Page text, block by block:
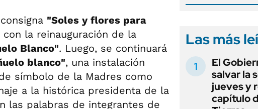
"Soles y flores para
con la reinauguración de la
Blanco". Luego, se continuará
blanco", una instalación
símbolo de la Madres como
a la histórica presidenta de la
las palabras de integrantes de
Las más
El
salvar la
jueves y
capítulo